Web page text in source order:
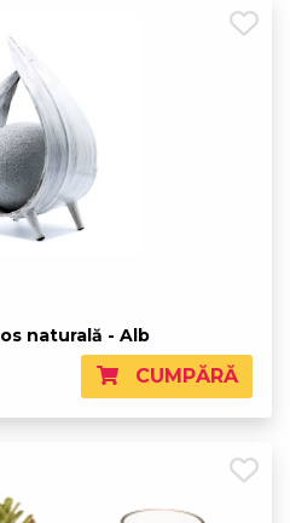
naturală - Alb
CUMPĂRĂ